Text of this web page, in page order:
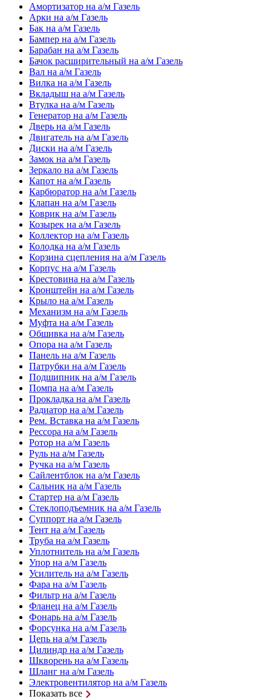
Амортизатор на а/м Газель
Арки на а/м Газель
Бак на а/м Газель
Бампер на а/м Газель
Барабан на а/м Газель
Бачок расширительный на а/м Газель
Вал на а/м Газель
Вилка на а/м Газель
Вкладыш на а/м Газель
Втулка на а/м Газель
Генератор на а/м Газель
Дверь на а/м Газель
Двигатель на а/м Газель
Диски на а/м Газель
Замок на а/м Газель
Зеркало на а/м Газель
Капот на а/м Газель
Карбюратор на а/м Газель
Клапан на а/м Газель
Коврик на а/м Газель
Козырек на а/м Газель
Коллектор на а/м Газель
Колодка на а/м Газель
Корзина сцепления на а/м Газель
Корпус на а/м Газель
Крестовина на а/м Газель
Кронштейн на а/м Газель
Крыло на а/м Газель
Механизм на а/м Газель
Муфта на а/м Газель
Обшивка на а/м Газель
Опора на а/м Газель
Панель на а/м Газель
Патрубки на а/м Газель
Подшипник на а/м Газель
Помпа на а/м Газель
Прокладка на а/м Газель
Радиатор на а/м Газель
Рем. Вставка на а/м Газель
Рессора на а/м Газель
Ротор на а/м Газель
Руль на а/м Газель
Ручка на а/м Газель
Сайлентблок на а/м Газель
Сальник на а/м Газель
Стартер на а/м Газель
Стеклоподъемник на а/м Газель
Суппорт на а/м Газель
Тент на а/м Газель
Труба на а/м Газель
Уплотнитель на а/м Газель
Упор на а/м Газель
Усилитель на а/м Газель
Фара на а/м Газель
Фильтр на а/м Газель
Фланец на а/м Газель
Фонарь на а/м Газель
Форсунка на а/м Газель
Цепь на а/м Газель
Цилиндр на а/м Газель
Шкворень на а/м Газель
Шланг на а/м Газель
Электровентилятор на а/м Газель
Показать все